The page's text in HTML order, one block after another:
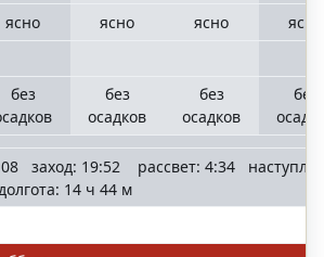
ясно
без
ясно
без
осадков
ясно
без
осадков
ясно
без
заход: 19:52 рассвет: 4:34
14 ч 44 м